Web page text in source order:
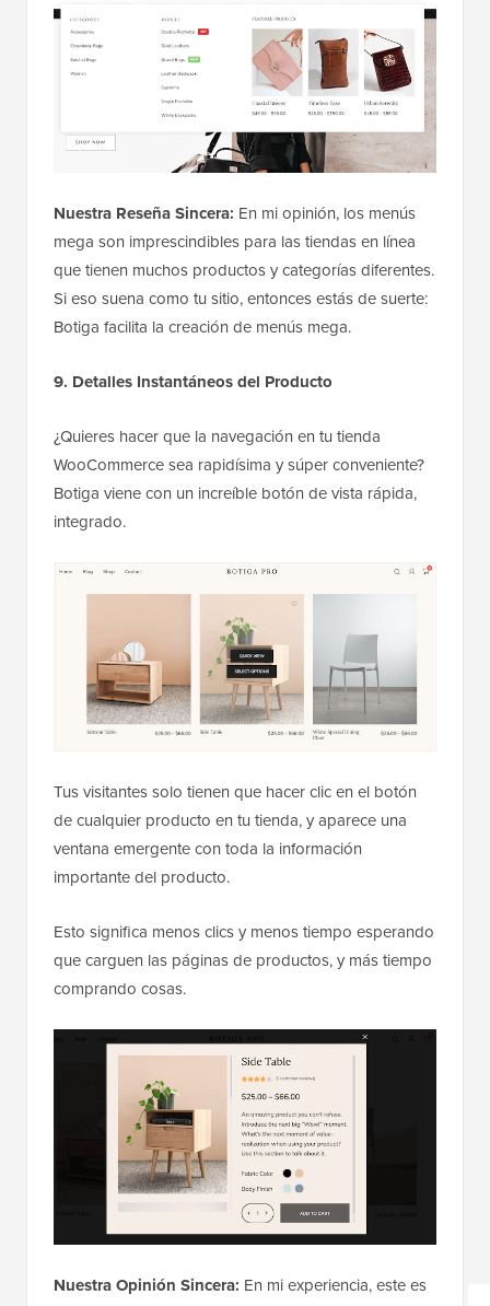
Nuestra Reseña Sincera: En mi opinión, los menús
mega son imprescindibles para las tiendas en línea
que tienen muchos productos y categorías diferentes.
Si eso suena como tu sitio, entonces estás de suerte:
Botiga facilita la creación de menús mega.
9. Detalles Instantáneos del Producto
¿Quieres hacer que la navegación en tu tienda
WooCommerce sea rapidísima y súper conveniente?
Botiga viene con un increíble botón de vista rápida,
integrado.
Tus visitantes solo tienen que hacer clic en el botón
de cualquier producto en tu tienda, y aparece una
ventana emergente con toda la información
importante del producto.
Esto significa menos clics y menos tiempo esperando
que carguen las páginas de productos, y más tiempo
comprando cosas.
Nuestra Opinión Sincera: En mi experiencia, este es